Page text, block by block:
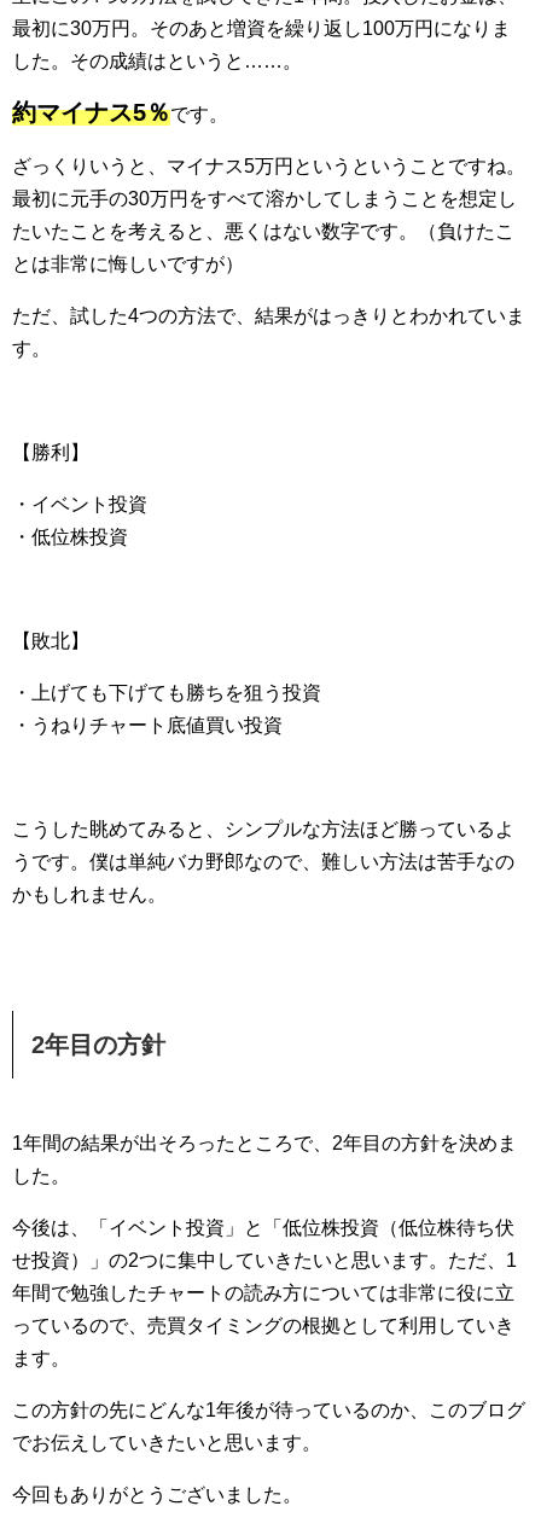
最初に30万円。そのあと増資を繰り返し100万円になりま
した。その成績はというと……。
約マイナス5％です。
ざっくりいうと、マイナス5万円というということですね。
最初に元手の30万円をすべて溶かしてしまうことを想定し
たいたことを考えると、悪くはない数字です。（負けたこ
とは非常に悔しいですが）
ただ、試した4つの方法で、結果がはっきりとわかれていま
す。
【勝利】
・イベント投資
・低位株投資
【敗北】
・上げても下げても勝ちを狙う投資
・うねりチャート底値買い投資
こうした眺めてみると、シンプルな方法ほど勝っているよ
うです。僕は単純バカ野郎なので、難しい方法は苦手なの
かもしれません。
2年目の方針
1年間の結果が出そろったところで、2年目の方針を決めま
した。
今後は、「イベント投資」と「低位株投資（低位株待ち伏
せ投資）」の2つに集中していきたいと思います。ただ、1
年間で勉強したチャートの読み方については非常に役に立
っているので、売買タイミングの根拠として利用していき
ます。
この方針の先にどんな1年後が待っているのか、このブログ
でお伝えしていきたいと思います。
今回もありがとうございました。